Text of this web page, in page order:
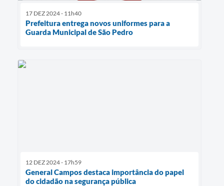
17 DEZ 2024 - 11h40
Prefeitura entrega novos uniformes para a
Guarda Municipal de São Pedro
12 DEZ 2024 - 17h59
General Campos destaca importância do papel
do cidadão na segurança pública